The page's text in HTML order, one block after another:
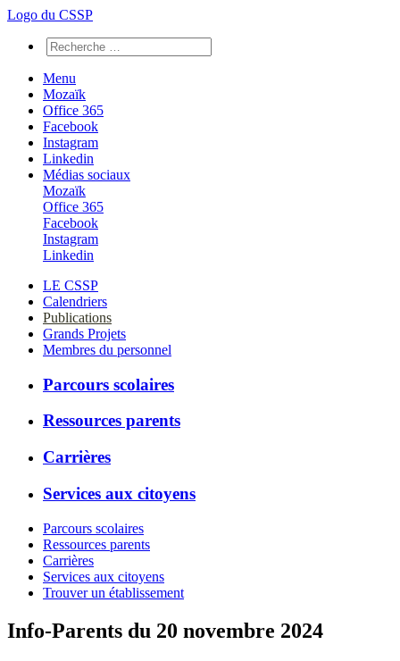
Logo du CSSP
Menu
Mozaïk
Office 365
Facebook
Instagram
Linkedin
Médias sociaux
Mozaïk
Office 365
Facebook
Instagram
Linkedin
LE CSSP
Calendriers
Publications
Grands Projets
Membres du personnel
Parcours scolaires
Ressources parents
Carrières
Services aux citoyens
Parcours scolaires
Ressources parents
Carrières
Services aux citoyens
Trouver un établissement
Info-Parents du 20 novembre 2024